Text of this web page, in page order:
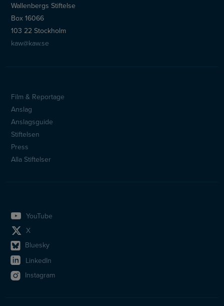
Wallenbergs Stiftelse
Box 16066
103 22 Stockholm
kaw@kaw.se
Sidfotsmeny
Film & Reportage
Anslag
Anslagsguide
Stiftelsen
Press
Alla Stiftelser
YouTube
X
Bluesky
LinkedIn
Instagram